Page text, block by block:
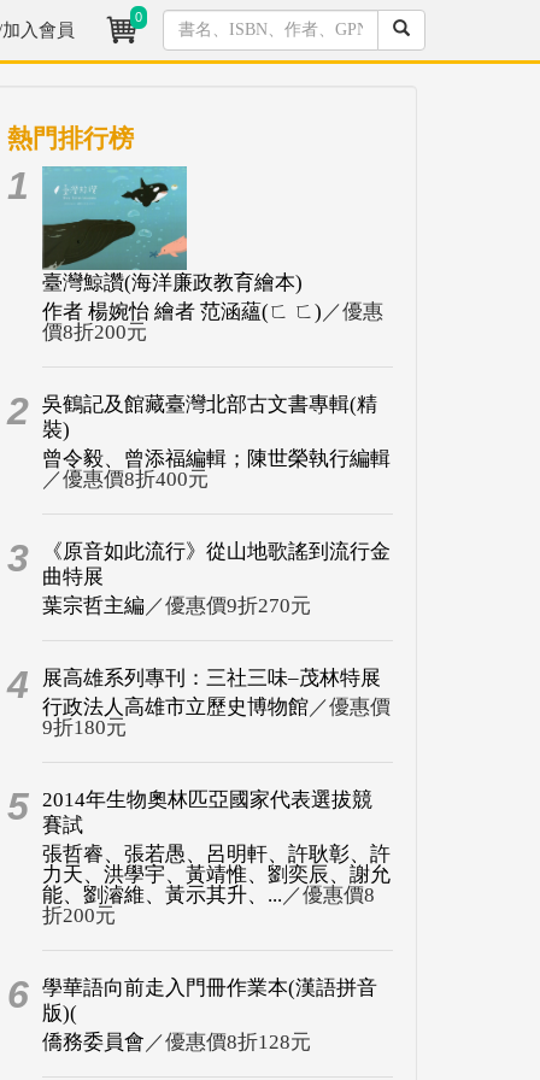
入會員
0
熱門排行榜
1
臺灣鯨讚(海洋廉政教育繪本)
作者 楊婉怡 繪者 范涵蘊(ㄈ ㄈ) ／優惠
價8折200元
2 吳鶴記及館藏臺灣北部古文書專輯(精
裝)
曾令毅、曾添福編輯；陳世榮執行編輯
／優惠價8折400元
3
《原音如此流行》從山地歌謠到流行金
曲特展
葉宗哲主編 ／優惠價9折270元
4
展高雄系列專刊：三社三味–茂林特展
行政法人高雄市立歷史博物館／優惠價
9折180元
5 2014年生物奧林匹亞國家代表選拔競
賽試
張哲睿、張若愚、呂明軒、許耿彰、許
力天、洪學宇、黃靖惟、劉奕辰、謝允
能、劉濬維、黃示其升、... ／優惠價8
折200元
6 學華語向前走入門冊作業本(漢語拼音
版)(
僑務委員會 ／優惠價8折128元